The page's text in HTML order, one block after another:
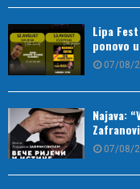
Lipa
ponovo
07/08/
Najava:
07/08/